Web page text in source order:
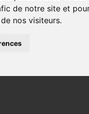
de notre site et
nos visiteurs.